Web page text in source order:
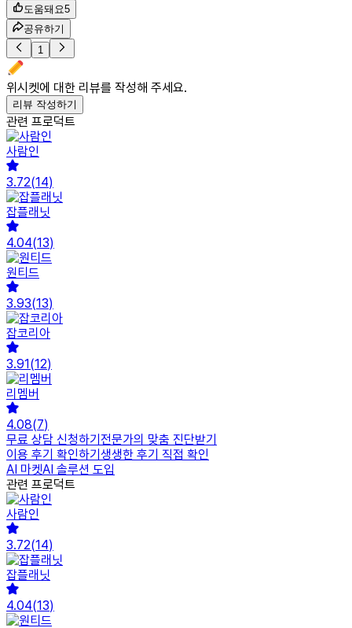
도움돼요5
공유하기
1
위시켓에 대한 리뷰를 작성해 주세요.
리뷰 작성하기
관련 프로덕트
사람인
3.72(14)
잡플래닛
4.04(13)
원티드
3.93(13)
잡코리아
3.91(12)
리멤버
4.08(7)
무료 상담 신청하기전문가의 맞춤 진단받기
이용 후기 확인하기생생한 후기 직접 확인
AI 마켓AI 솔루션 도입
관련 프로덕트
사람인
3.72(14)
잡플래닛
4.04(13)